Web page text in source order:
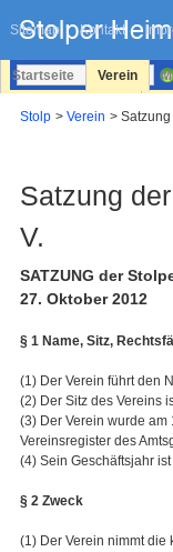
Sitemap Kontakt
überspringen
Startseite Verein
Stolp Verein Satzung
Satzung
V.
SATZUNG der
27. Oktober 2012
§ 1 Name, Sitz,
(1) Der Verein führt den
(2) Der Sitz des Vereins
(3) Der Verein wurde am
Vereinsregister des
(4) Sein Geschäftsjahr
§ 2 Zweck
(1) Der Verein nimmt